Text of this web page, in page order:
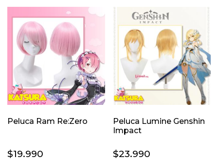
Las
se
elegir
en
la
de
Peluca Ram Re:Zero
$19.990
Peluca Lumine Genshin
Impact
$23.990